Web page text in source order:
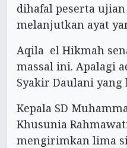
dihafal peserta
melanjutkan ayat
Aqila el Hikmah
massal ini. Apalagi
Syakir Daulani yang
Kepala SD
Khusunia
mengirimkan lima